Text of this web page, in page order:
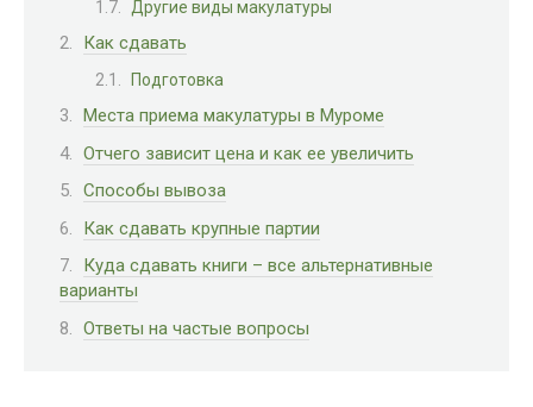
Другие виды макулатуры
Как сдавать
Подготовка
Места приема макулатуры в Муроме
Отчего зависит цена и как ее увеличить
Способы вывоза
Как сдавать крупные партии
Куда сдавать книги – все альтернативные
варианты
Ответы на частые вопросы